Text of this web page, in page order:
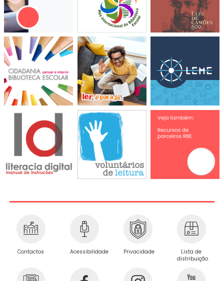
Contactos Acessibilidade Privacidade
Lista de
distribuição